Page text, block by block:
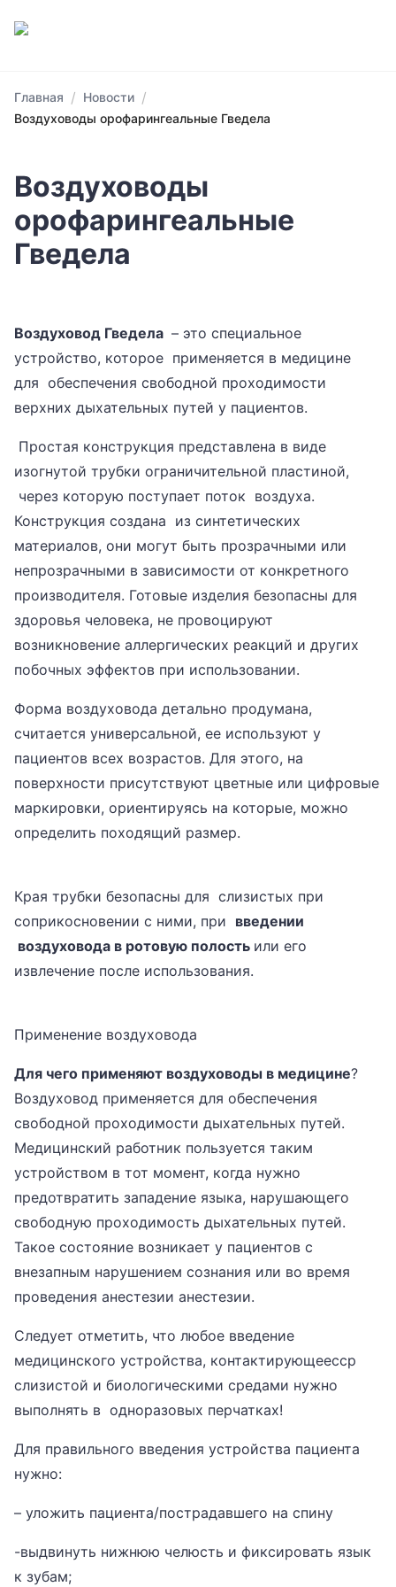
Главная / Новости /
Воздуховоды орофарингеальные Гведела
Воздуховоды
орофарингеальные
Гведела
Воздуховод Гведела – это специальное
устройство, которое применяется в медицине
для обеспечения свободной проходимости
верхних дыхательных путей у пациентов.
Простая конструкция представлена в виде
изогнутой трубки ограничительной пластиной,
через которую поступает поток воздуха.
Конструкция создана из синтетических
материалов, они могут быть прозрачными или
непрозрачными в зависимости от конкретного
производителя. Готовые изделия безопасны для
здоровья человека, не провоцируют
возникновение аллергических реакций и других
побочных эффектов при использовании.
Форма воздуховода детально продумана,
считается универсальной, ее используют у
пациентов всех возрастов. Для этого, на
поверхности присутствуют цветные или цифровые
маркировки, ориентируясь на которые, можно
определить походящий размер.
Края трубки безопасны для слизистых при
соприкосновении с ними, при введении
воздуховода в ротовую полость или его
извлечение после использования.
Применение воздуховода
Для чего применяют воздуховоды в медицине?
Воздуховод применяется для обеспечения
свободной проходимости дыхательных путей.
Медицинский работник пользуется таким
устройством в тот момент, когда нужно
предотвратить западение языка, нарушающего
свободную проходимость дыхательных путей.
Такое состояние возникает у пациентов с
внезапным нарушением сознания или во время
проведения анестезии анестезии.
Следует отметить, что любое введение
медицинского устройства, контактирующеесср
слизистой и биологическими средами нужно
выполнять в одноразовых перчатках!
Для правильного введения устройства пациента
нужно:
– уложить пациента/пострадавшего на спину
-выдвинуть нижнюю челюсть и фиксировать язык
к зубам;